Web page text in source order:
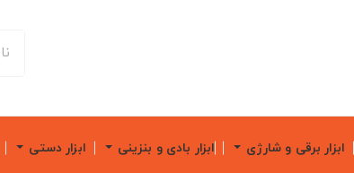
ابزار برقی و شارژی ابزار بادی و بنزینی ابزار دستی